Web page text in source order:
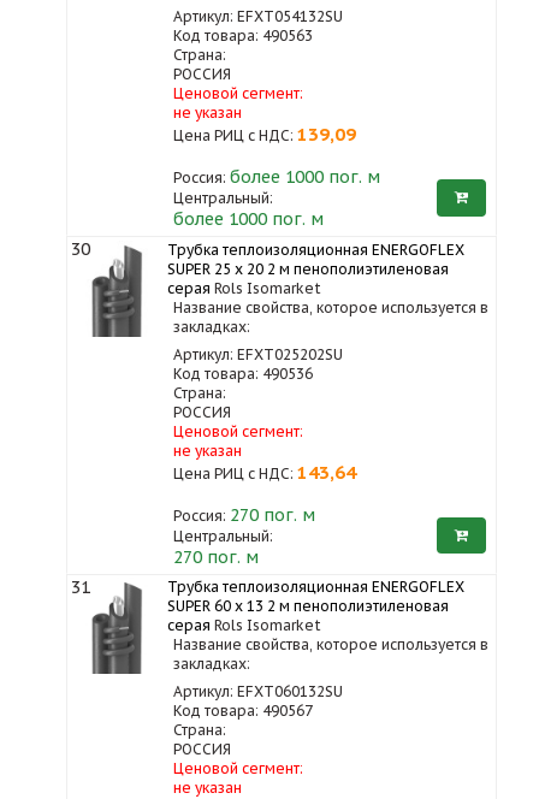
Артикул: EFXT054132SU
Код товара: 490563
Страна:
РОССИЯ
Ценовой сегмент:
не указан
Цена РИЦ с НДС: 139,09
Россия: более 1000 пог. м
Центральный:
более 1000 пог. м
30
Трубка теплоизоляционная ENERGOFLEX
SUPER 25 x 20 2 м пенополиэтиленовая
серая Rols Isomarket
Название свойства, которое используется в
закладках:
Артикул: EFXT025202SU
Код товара: 490536
Страна:
РОССИЯ
Ценовой сегмент:
не указан
Цена РИЦ с НДС: 143,64
Россия: 270 пог. м
Центральный:
270 пог. м
31
Трубка теплоизоляционная ENERGOFLEX
SUPER 60 x 13 2 м пенополиэтиленовая
серая Rols Isomarket
Название свойства, которое используется в
закладках:
Артикул: EFXT060132SU
Код товара: 490567
Страна:
РОССИЯ
Ценовой сегмент:
не указан